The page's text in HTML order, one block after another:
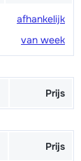
afhankelijk
van week
Prijs
van week
Prijs